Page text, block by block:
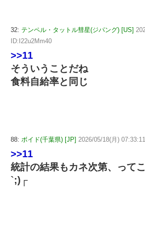
32: テンペル・タットル彗星(ジパング) [US]
ID:I22u2Mm40
>>11
そういうことだね
食料自給率と同じ
88: ボイド(千葉県) [JP] 2026/05/18(月)
>>11
統計の結果もカネ次第、って
`;)┌